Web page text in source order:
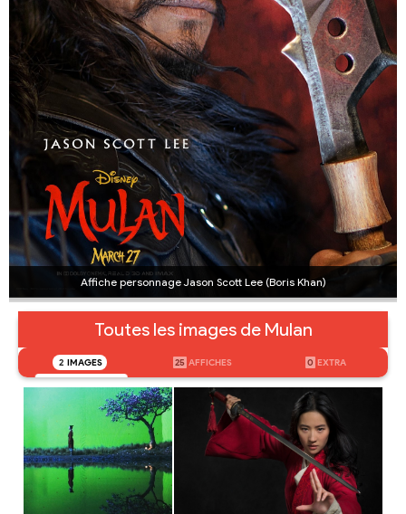
Affiche personnage Jason Scott Lee (Boris Khan)
Toutes les images de Mulan
2 IMAGES 25 AFFICHES 0 EXTRA